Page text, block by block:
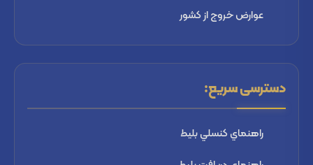
عوارض خروج از کشور
دسترسی سریع:
راهنماي كنسلي بليط